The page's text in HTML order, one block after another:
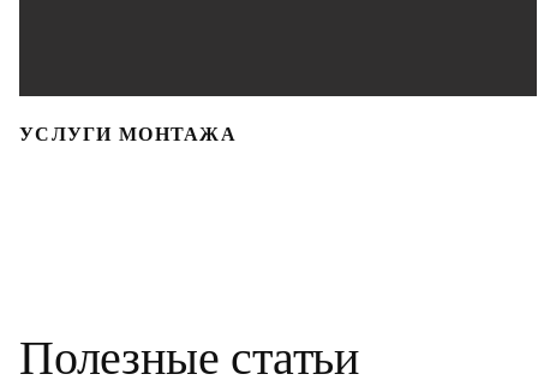
УСЛУГИ МОНТАЖА
Полезные статьи